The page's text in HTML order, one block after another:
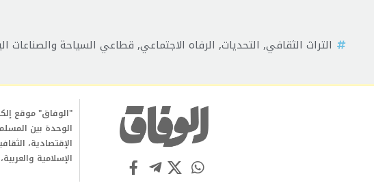
التراث الثقافي, التحديات, الرفاه الاجتماعي, قطاعي السياحة والصناعات
"الوفاق" موقع
الوحدة بين
الإقتصادية،
الإسلامية